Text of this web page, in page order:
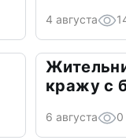
4 августа
кражу с
6 августа 0